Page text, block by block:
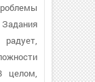
целом,